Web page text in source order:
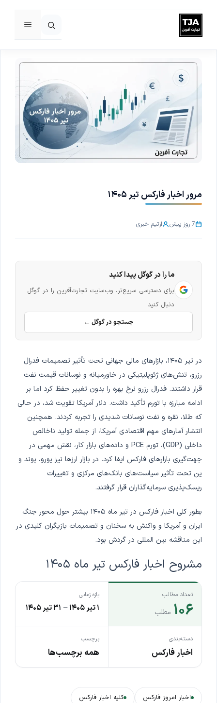
پرش
به
فهرست
مرور اخبار فارکس تیر ۱۴۰۵
7 روز پیش ازتیم خبری
ما را در گوگل پیدا کنید
برای دسترسی سریع‌تر، وب‌سایت تجارت‌آفرین را در گوگل
دنبال کنید
جستجو در گوگل ←
در تیر ۱۴۰۵، بازارهای مالی جهانی تحت تأثیر تصمیمات فدرال
رزرو، تنش‌های ژئوپلیتیکی در خاورمیانه و نوسانات قیمت نفت
قرار داشتند. فدرال رزرو نرخ بهره را بدون تغییر حفظ کرد اما بر
ادامه مبارزه با تورم تأکید داشت. دلار آمریکا تقویت شد، در حالی
که طلا، نقره و نفت نوسانات شدیدی را تجربه کردند. همچنین
انتشار آمارهای مهم اقتصادی آمریکا، از جمله تولید ناخالص
داخلی (GDP)، تورم PCE و داده‌های بازار کار، نقش مهمی در
جهت‌گیری بازارهای فارکس ایفا کرد. در بازار ارزها نیز یورو، پوند و
ین تحت تأثیر سیاست‌های بانک‌های مرکزی و تغییرات
ریسک‌پذیری سرمایه‌گذاران قرار گرفتند.
بطور کلی اخبار فارکس در تیر ماه ۱۴۰۵ بیشتر حول محور جنگ
ایران و آمریکا و واکنش به سخنان و تصمیمات بازیگران کلیدی در
این مناقشه بین المللی در گردش بود.
مشروح اخبار فارکس تیر ماه ۱۴۰۵
تعداد مطالب
۱۰۶ مطلب
بازه زمانی
۱ تیر ۱۴۰۵ – ۳۱ تیر ۱۴۰۵
دسته‌بندی
اخبار فارکس
برچسب
همه برچسب‌ها
اخبار امروز فارکس کلیه اخبار فارکس